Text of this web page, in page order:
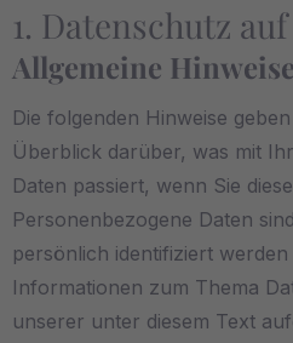
1. Datenschutz
Allgemeine Hinweise
Die folgenden Hinweise
Überblick darüber, was mit
Daten passiert, wenn Sie
Personenbezogene Daten
persönlich identifiziert
Informationen zum Thema
unserer unter diesem Text